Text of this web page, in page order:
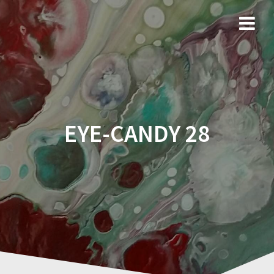
Ga
naar
de
inhoud
EYE-CANDY 28